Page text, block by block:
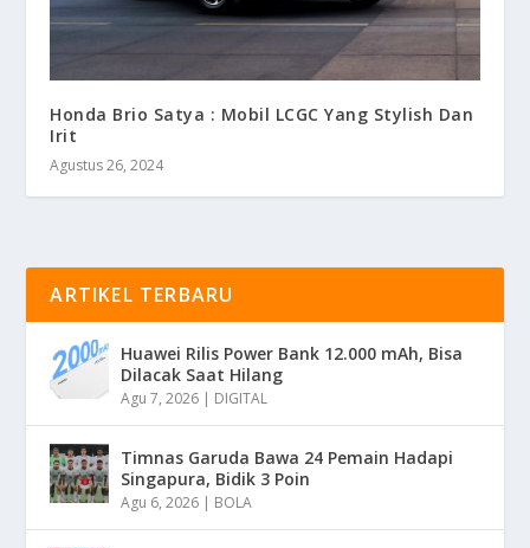
Honda Brio Satya : Mobil LCGC Yang Stylish Dan
Irit
Agustus 26, 2024
ARTIKEL TERBARU
Huawei Rilis Power Bank 12.000 mAh, Bisa
Dilacak Saat Hilang
Agu 7, 2026 | DIGITAL
Timnas Garuda Bawa 24 Pemain Hadapi
Singapura, Bidik 3 Poin
Agu 6, 2026 | BOLA